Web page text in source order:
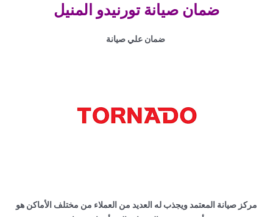
ضمان صيانة تورنيدو المنيل
ضمان علي صيانة
مركز صيانة المعتمد ويجذب له العديد من العملاء من مختلف الأماكن هو